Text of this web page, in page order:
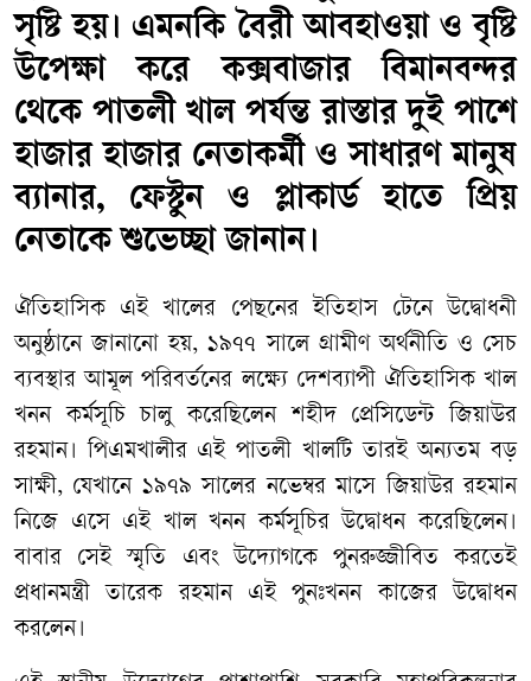
সৃষ্টি হয়। এমনকি বৈরী আবহাওয়া ও বৃষ্টি
উপেক্ষা করে কক্সবাজার বিমানবন্দর
থেকে পাতলী খাল পর্যন্ত রাস্তার দুই পাশে
হাজার হাজার নেতাকর্মী ও সাধারণ মানুষ
ব্যানার, ফেস্টুন ও প্লাকার্ড হাতে প্রিয়
নেতাকে শুভেচ্ছা জানান।
​ঐতিহাসিক এই খালের পেছনের ইতিহাস টেনে উদ্বোধনী
অনুষ্ঠানে জানানো হয়, ১৯৭৭ সালে গ্রামীণ অর্থনীতি ও সেচ
ব্যবস্থার আমূল পরিবর্তনের লক্ষ্যে দেশব্যাপী ঐতিহাসিক খাল
খনন কর্মসূচি চালু করেছিলেন শহীদ প্রেসিডেন্ট জিয়াউর
রহমান। পিএমখালীর এই পাতলী খালটি তারই অন্যতম বড়
সাক্ষী, যেখানে ১৯৭৯ সালের নভেম্বর মাসে জিয়াউর রহমান
নিজে এসে এই খাল খনন কর্মসূচির উদ্বোধন করেছিলেন।
বাবার সেই স্মৃতি এবং উদ্যোগকে পুনরুজ্জীবিত করতেই
প্রধানমন্ত্রী তারেক রহমান এই পুনঃখনন কাজের উদ্বোধন
করলেন।